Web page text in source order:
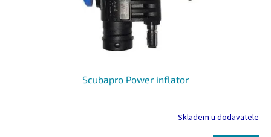
Scubapro Power inflator
Skladem u dodavatele